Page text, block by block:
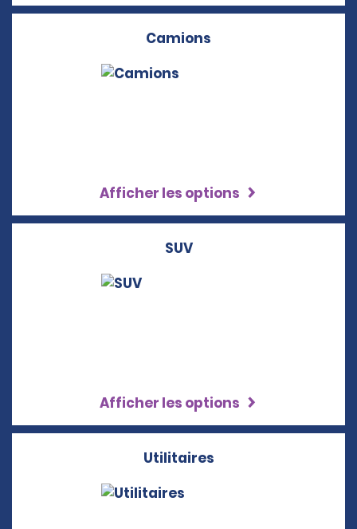
Camions
Afficher les options
SUV
Afficher les options
Utilitaires